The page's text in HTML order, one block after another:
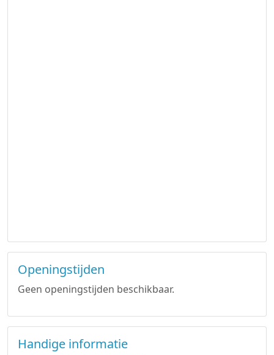
Openingstijden
Geen openingstijden beschikbaar.
Handige informatie